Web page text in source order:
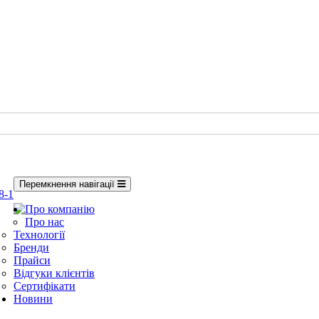
1
Перемкнення навігації
Про компанію
Про нас
Технології
Бренди
Прайси
Відгуки клієнтів
Сертифікати
Новини